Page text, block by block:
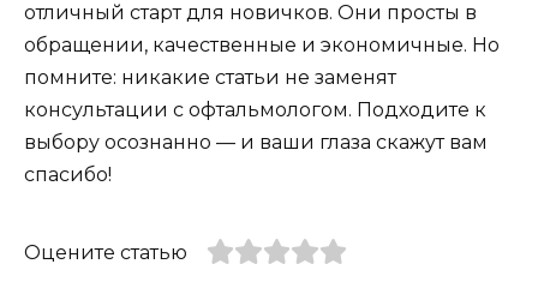
отличный старт для новичков. Они просты в
обращении, качественные и экономичные. Но
помните: никакие статьи не заменят
консультации с офтальмологом. Подходите к
выбору осознанно — и ваши глаза скажут вам
спасибо!
Оцените статью